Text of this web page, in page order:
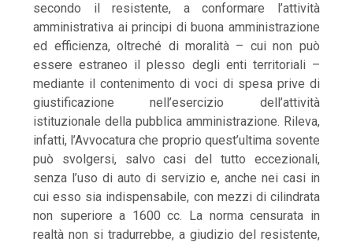
secondo il resistente, a conformare l’attività
amministrativa ai principi di buona amministrazione
ed efficienza, oltreché di moralità – cui non può
essere estraneo il plesso degli enti territoriali –
mediante il contenimento di voci di spesa prive di
giustificazione nell’esercizio dell’attività
istituzionale della pubblica amministrazione. Rileva,
infatti, l’Avvocatura che proprio quest’ultima sovente
può svolgersi, salvo casi del tutto eccezionali,
senza l’uso di auto di servizio e, anche nei casi in
cui esso sia indispensabile, con mezzi di cilindrata
non superiore a 1600 cc. La norma censurata in
realtà non si tradurrebbe, a giudizio del resistente,